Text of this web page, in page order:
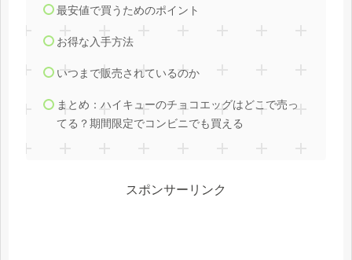
最安値で買うためのポイント
お得な入手方法
いつまで販売されているのか
まとめ：ハイキューのチョコエッグはどこで売っ
てる？期間限定でコンビニでも買える
スポンサーリンク